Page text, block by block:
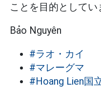
ことを目的としてい
Bảo Nguyên
#ラオ・カイ
#マレーグマ
#Hoang Lien国